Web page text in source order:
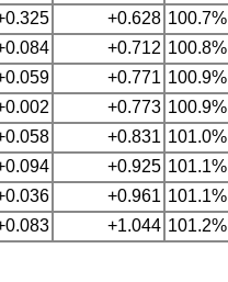
+0.628 100.7%
+0.712 100.8%
+0.771 100.9%
+0.773 100.9%
+0.831 101.0%
+0.925 101.1%
+0.961 101.1%
+1.044 101.2%